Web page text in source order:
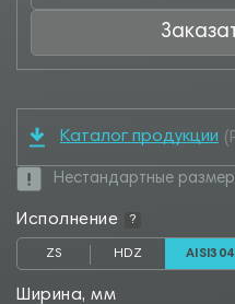
Каталог продукции
Нестандартные
Исполнение ?
ZS HDZ AISI304
Ширина, мм